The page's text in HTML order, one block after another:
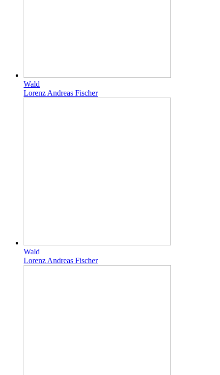
Wald
Lorenz Andreas Fischer
Wald
Lorenz Andreas Fischer